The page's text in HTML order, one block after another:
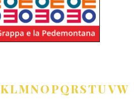
KLMNOPQRSTUVW